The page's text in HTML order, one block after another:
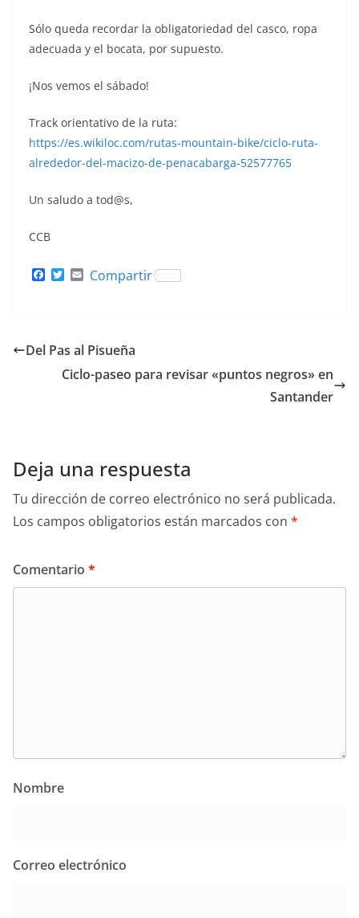
Sólo queda recordar la obligatoriedad del casco, ropa
adecuada y el bocata, por supuesto.
¡Nos vemos el sábado!
Track orientativo de la ruta:
https://es.wikiloc.com/rutas-mountain-bike/ciclo-ruta-
alrededor-del-macizo-de-penacabarga-52577765
Un saludo a tod@s,
CCB
o
T
r
Compartir
Del Pas al Pisueña
Ciclo-paseo para revisar «puntos negros» en
Santander
Deja una respuesta
Tu dirección de correo electrónico no será publicada.
Los campos obligatorios están marcados con *
Comentario *
Nombre
Correo electrónico